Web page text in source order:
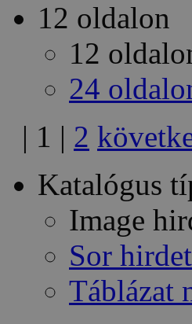
12 oldalon
12
24
| 1 | 2
Katalógus
Image
Sor
Táblázat